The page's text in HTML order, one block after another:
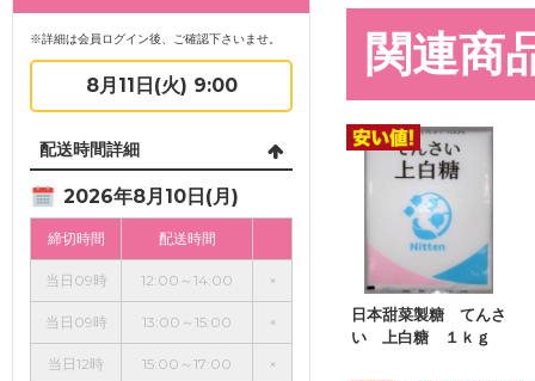
※詳細は会員ログイン後、ご確認下さいませ。
8月11日(火) 9:00
配送時間詳細
2026年8月10日(月)
締切時間 配送時間
当日09時 12:00～14:00 ×
当日09時 13:00～15:00 ×
当日12時 15:00～17:00 ×
関連商
日本甜菜製糖 てんさ
い 上白糖 １ｋｇ